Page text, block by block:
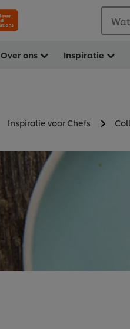
Over ons Inspiratie
Inspiratie voor Chefs